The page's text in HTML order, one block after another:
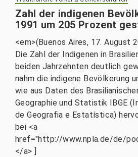
Zahl der indigenen
1991 um 205 Prozent
<em>(Buenos Aires, 17. August
Die Zahl der Indigenen in
beiden Jahrzehnten deutlich
nahm die indigene Bevölkerung
wie aus Daten des
Geographie und Statistik IBGE
de Geografia e Estatística)
bei <a
href="http://www.npla.de/de/
</a> ]